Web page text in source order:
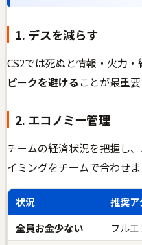
1. デスを減らす
CS2では死ぬと情報・火力・
ピークを避けることが最重要
2. エコノミー管理
チームの経済状況を把握し
イミングをチームで合わせま
状況
推奨ア
全員お金少ない
フルエ